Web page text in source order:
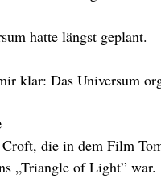
hatte längst geplant.
klar: Das Universum
die in dem Film
„Triangle of Light” war.